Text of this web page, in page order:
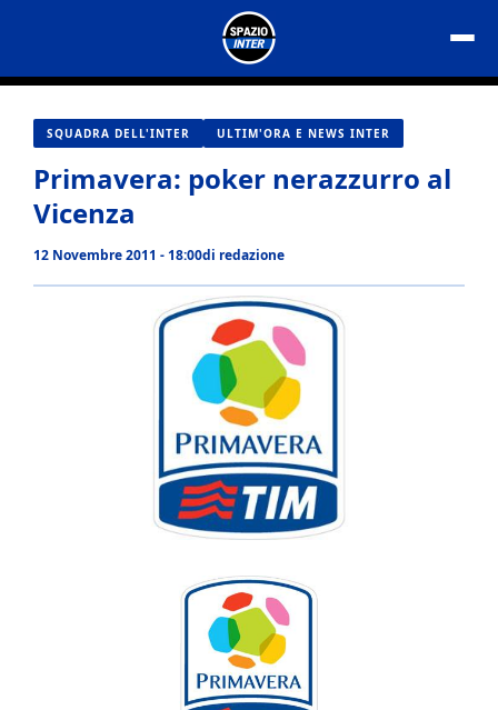
contenuto
SQUADRA DELL'INTER ULTIM'ORA E NEWS INTER
Primavera: poker nerazzurro al
Vicenza
12 Novembre 2011 - 18:00di redazione